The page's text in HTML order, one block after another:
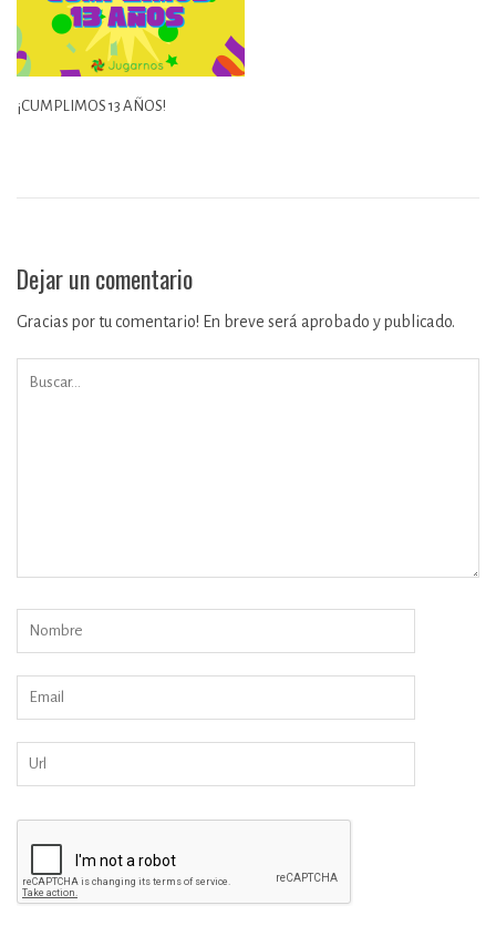
¡CUMPLIMOS 13 AÑOS!
Dejar un comentario
Gracias por tu comentario! En breve será aprobado y publicado.